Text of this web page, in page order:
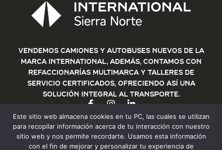
Vendemos Camiones y Autobuses nuevos de la
marca International, además, contamos con
refaccionarías multimarca y talleres de
servicio certificados, ofreciendo así una
solución integral al transporte.
Este sitio web almacena cookies en tu PC, las cuales se utilizan
para recopilar información acerca de tu interacción con nuestro
sitio web y nos permite recordarte. Usamos esta información
con el fin de mejorar y personalizar tu experiencia de